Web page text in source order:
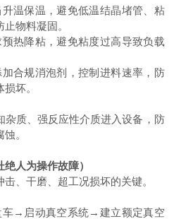
温保温，避免低温结晶堵管、粘
物料凝固。
热降粘，避免粘度过高导致负载
合规消泡剂，控制进料速率，防
坏。
杂质、强反应性介质进入设备，防
。
人为操作故障）
、干磨、超工况损坏的关键。
→启动真空系统→建立额定真空